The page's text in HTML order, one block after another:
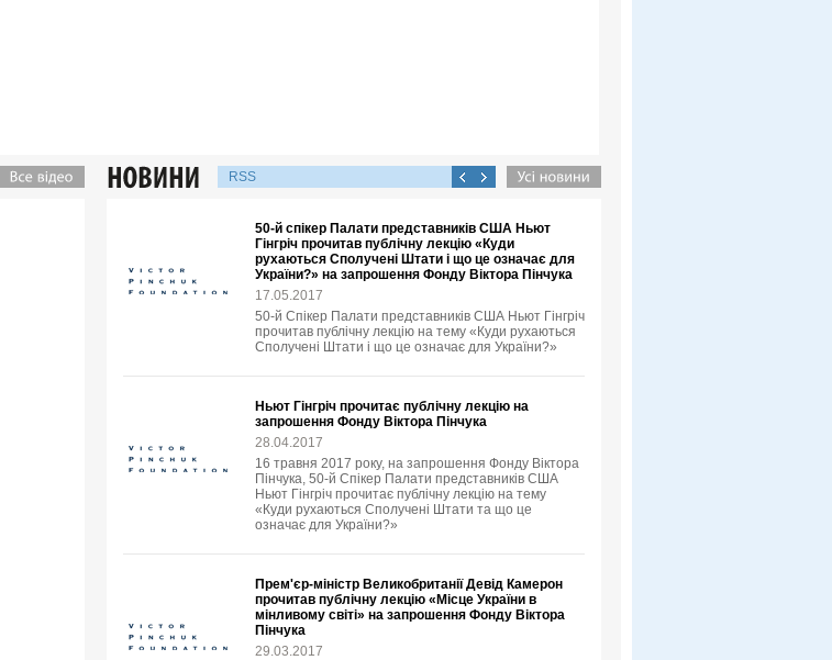
RSS
50-й спікер Палати представників США Ньют
Гінгріч прочитав публічну лекцію «Куди
рухаються Сполучені Штати і що це означає для
України?» на запрошення Фонду Віктора Пінчука
17.05.2017
50-й Спікер Палати представників США Ньют Гінгріч
прочитав публічну лекцію на тему «Куди рухаються
Сполучені Штати і що це означає для України?»
Ньют Гінгріч прочитає публічну лекцію на
запрошення Фонду Віктора Пінчука
28.04.2017
16 травня 2017 року, на запрошення Фонду Віктора
Пінчука, 50-й Спікер Палати представників США
Ньют Гінгріч прочитає публічну лекцію на тему
«Куди рухаються Сполучені Штати та що це
означає для України?»
Прем'єр-міністр Великобританії Девід Камерон
прочитав публічну лекцію «Місце України в
мінливому світі» на запрошення Фонду Віктора
Пінчука
29.03.2017